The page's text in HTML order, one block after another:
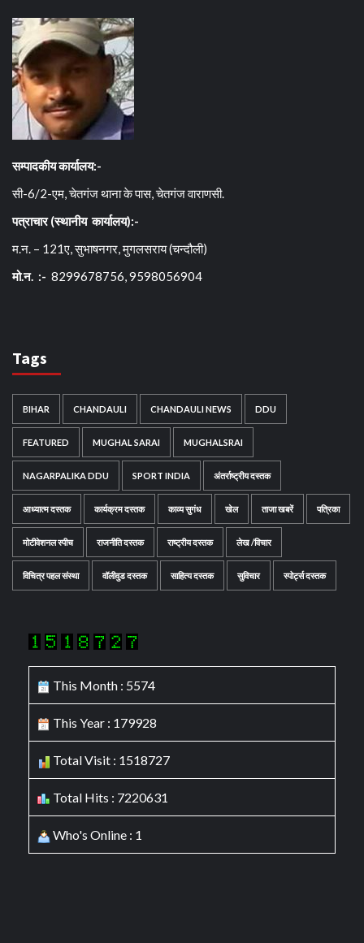
सम्पादकीय कार्यालय:-
सी-6/2-एम, चेतगंज थाना के पास, चेतगंज वाराणसी.
पत्राचार (स्थानीय कार्यालय):-
म.न. – 121ए, सुभाषनगर, मुगलसराय (चन्दौली)
मो.न. :- 8299678756, 9598056904
Tags
BIHAR CHANDAULI CHANDAULI NEWS DDU
FEATURED MUGHAL SARAI MUGHALSRAI
NAGARPALIKA DDU SPORT INDIA अंतर्राष्ट्रीय दस्तक
आध्यात्म दस्तक कार्यक्रम दस्तक काव्य सुगंध खेल ताजा खबरें पत्रिका
मोटीवेशनल स्पीच राजनीति दस्तक राष्ट्रीय दस्तक लेख /विचार
विचित्र पहल संस्था वॉलीवुड दस्तक साहित्य दस्तक सुविचार स्पोर्ट्स दस्तक
This Month : 5574
This Year : 179928
Total Visit : 1518727
Total Hits : 7220631
Who's Online : 1